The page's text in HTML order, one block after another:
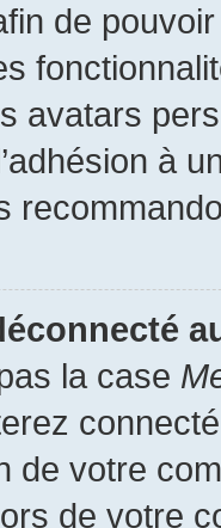
de
avatars
à
la case
de votre
de votre